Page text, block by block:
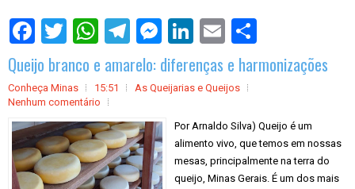
r
e
Queijo branco e amarelo: diferenças e harmonizações
Conheça Minas 15:51
As Queijarias e Queijos
Nenhum comentário
Por Arnaldo Silva) Queijo é um
alimento vivo, que temos em nossas
mesas, principalmente na terra do
queijo, Minas Gerais. É um dos mais